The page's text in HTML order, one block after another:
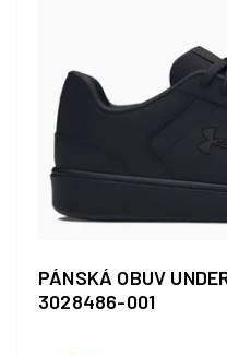
PÁNSKÁ OBUV
3028486-001